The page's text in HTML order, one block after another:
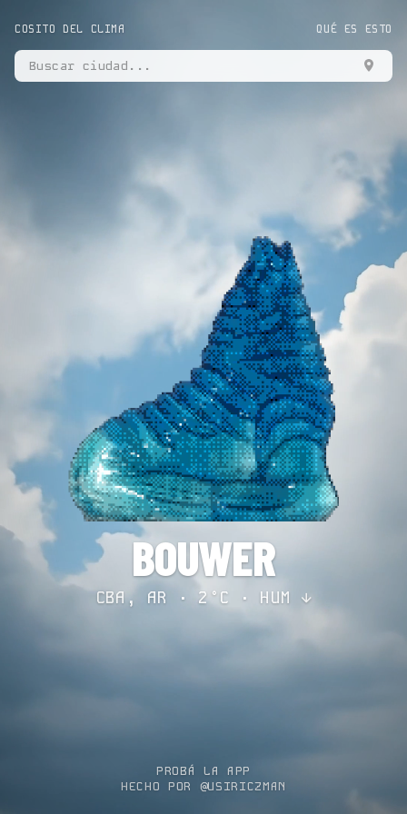
COSITO DEL CLIMA QUÉ ES ESTO
BOUWER
CBA, AR · 2°C · HUM ↓
PROBÁ LA APP
HECHO POR @USIRICZMAN